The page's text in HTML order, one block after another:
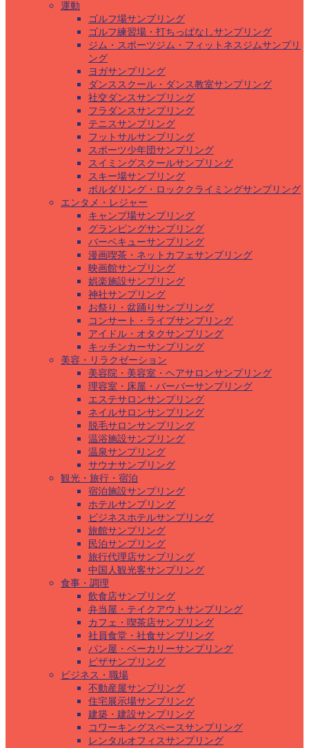
運動
ゴルフ場サンプリング
ゴルフ練習場・打ちっぱなしサンプリング
ジム・スポーツジム・フィットネスジムサンプリ
ング
ヨガサンプリング
ダンススクール・ダンス教室サンプリング
社交ダンスサンプリング
フラダンスサンプリング
テニスサンプリング
フットサルサンプリング
スポーツ少年団サンプリング
スイミングスクールサンプリング
スキー場サンプリング
ボルダリング・ロッククライミングサンプリング
エンタメ・レジャー
キャンプ場サンプリング
グランピングサンプリング
バーベキューサンプリング
漫画喫茶・ネットカフェサンプリング
映画館サンプリング
娯楽施設サンプリング
神社サンプリング
お祭り・盆踊りサンプリング
コンサート・ライブサンプリング
アイドル・オタクサンプリング
キッチンカーサンプリング
美容・リラクゼーション
美容院・美容室・ヘアサロンサンプリング
理容室・床屋・バーバーサンプリング
エステサロンサンプリング
ネイルサロンサンプリング
脱毛サロンサンプリング
温浴施設サンプリング
温泉サンプリング
サウナサンプリング
観光・旅行・宿泊
宿泊施設サンプリング
ホテルサンプリング
ビジネスホテルサンプリング
旅館サンプリング
民泊サンプリング
旅行代理店サンプリング
中国人観光客サンプリング
食事・調理
飲食店サンプリング
弁当屋・テイクアウトサンプリング
カフェ・喫茶店サンプリング
社員食堂・社食サンプリング
パン屋・ベーカリーサンプリング
ピザサンプリング
ビジネス・職場
不動産屋サンプリング
住宅展示場サンプリング
建築・建設サンプリング
コワーキングスペースサンプリング
レンタルオフィスサンプリング